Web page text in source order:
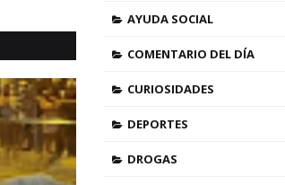
AYUDA SOCIAL
COMENTARIO DEL DÍA
CURIOSIDADES
DEPORTES
DROGAS